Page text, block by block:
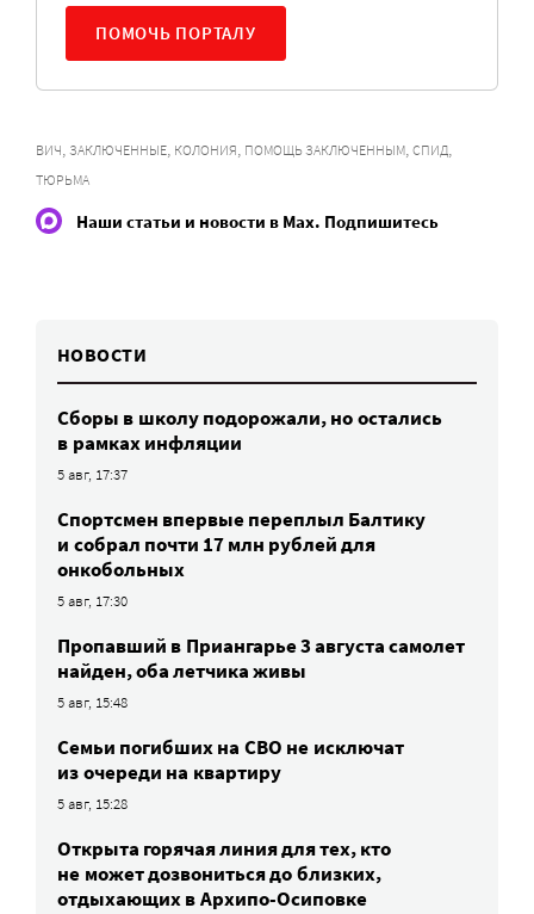
ПОМОЧЬ ПОРТАЛУ
ВИЧ, ЗАКЛЮЧЕННЫЕ, КОЛОНИЯ, ПОМОЩЬ ЗАКЛЮЧЕННЫМ, СПИД,
ТЮРЬМА
Наши статьи и новости в Max. Подпишитесь
НОВОСТИ
Сборы в школу подорожали, но остались
в рамках инфляции
5 авг, 17:37
Спортсмен впервые переплыл Балтику
и собрал почти 17 млн рублей для
онкобольных
5 авг, 17:30
Пропавший в Приангарье 3 августа самолет
найден, оба летчика живы
5 авг, 15:48
Семьи погибших на СВО не исключат
из очереди на квартиру
5 авг, 15:28
Открыта горячая линия для тех, кто
не может дозвониться до близких,
отдыхающих в Архипо-Осиповке